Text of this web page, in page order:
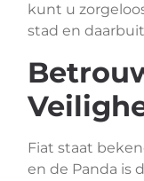
kunt u
stad en
Fiat staat
en de Panda is